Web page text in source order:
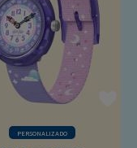
PERSONALIZADO